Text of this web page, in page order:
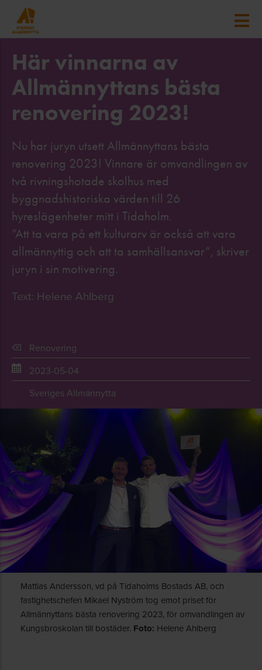
Här vinnarna av
Allmännyttans bästa
renovering 2023!
Nu har juryn utsett Allmännyttans bästa
renovering 2023! Vinnare är omvandlingen av
två rivningshotade skolhus med
byggnadshistoriska värden till 26
hyreslägenheter mitt i Tidaholm.
”Att ta vara på ett kulturarv är också att vara
allmännyttig och att ta samhällsansvar”, skriver
juryn i sin motivering.
Text: Helene Ahlberg
Renovering
2023-05-04
Sveriges Allmännytta
Mattias Andersson, vd på Tidaholms Bostads AB, och
fastighetschefen Mikael Nyström tog emot priset för
Allmännyttans bästa renovering 2023, för omvandlingen av
Kungsbroskolan till bostäder. Foto: Helene Ahlberg